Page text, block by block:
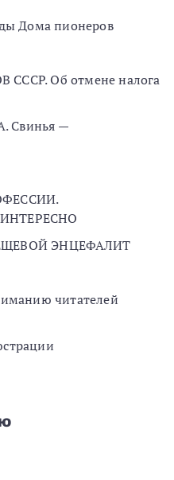
Дома пионеров
Об отмене налога
Свинья —
ЭНЦЕФАЛИТ
читателей